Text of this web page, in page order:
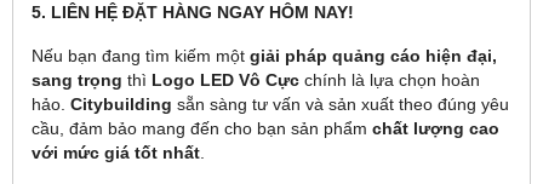
5. LIÊN HỆ ĐẶT HÀNG NGAY HÔM NAY!
Nếu bạn đang tìm kiếm một giải pháp quảng cáo hiện đại,
sang trọng thì Logo LED Vô Cực chính là lựa chọn hoàn
hảo. Citybuilding sẵn sàng tư vấn và sản xuất theo đúng yêu
cầu, đảm bảo mang đến cho bạn sản phẩm chất lượng cao
với mức giá tốt nhất